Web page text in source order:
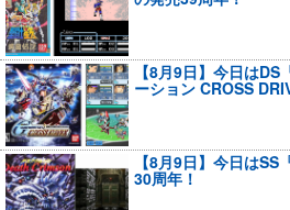
【8月9日】今日は
ーション CROSS
【8月9日】今日は
30周年！